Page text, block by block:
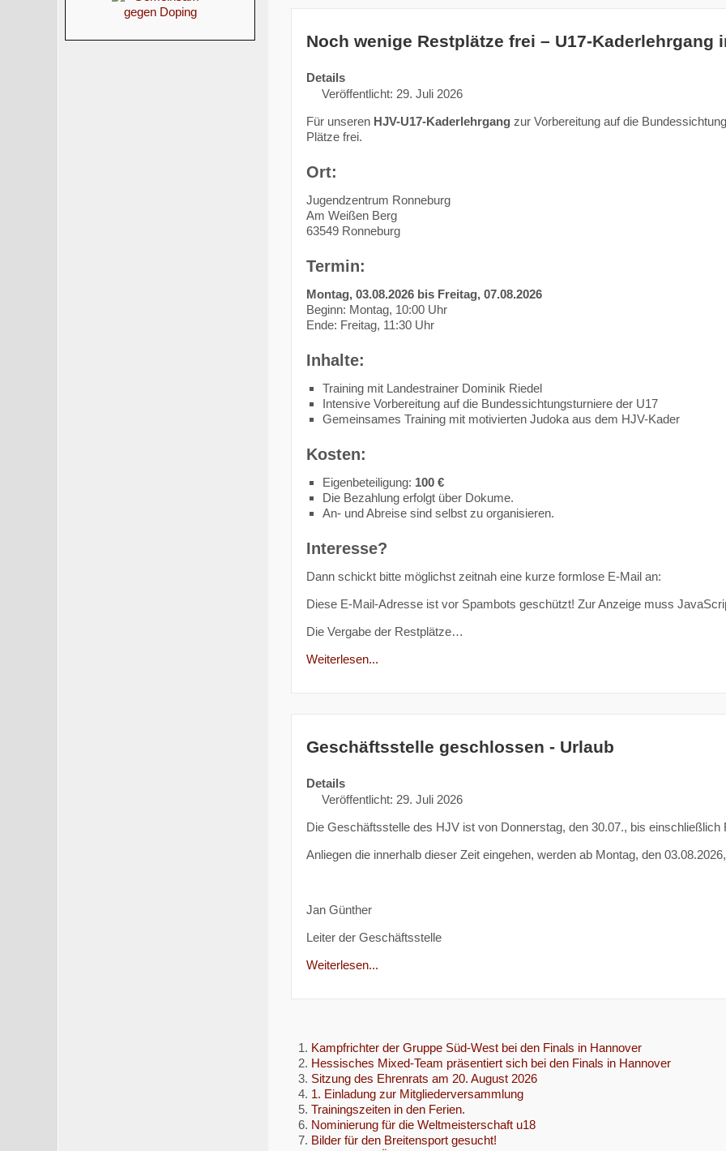
Noch wenige Restplätze frei – U17-Kaderlehrgang
Details
Veröffentlicht: 29. Juli 2026
Für unseren HJV-U17-Kaderlehrgangzur Vorbereitung auf die
Plätze frei.
Ort:
Jugendzentrum Ronneburg
Am Weißen Berg
63549 Ronneburg
Termin:
Montag, 03.08.2026 bis Freitag, 07.08.2026
Beginn: Montag, 10:00 Uhr
Ende: Freitag, 11:30 Uhr
Inhalte:
Training mit Landestrainer Dominik Riedel
Intensive Vorbereitung auf die Bundessichtungsturniere der U17
Gemeinsames Training mit motivierten Judoka aus dem HJV-Kader
Kosten:
Eigenbeteiligung: 100 €
Die Bezahlung erfolgt über Dokume.
An- und Abreise sind selbst zu organisieren.
Interesse?
Dann schickt bitte möglichst zeitnah eine kurze formlose E-Mail an:
Diese E-Mail-Adresse ist vor Spambots geschützt! Zur Anzeige muss
Die Vergabe der Restplätze…
Weiterlesen...
Geschäftsstelle geschlossen - Urlaub
Details
Veröffentlicht: 29. Juli 2026
Die Geschäftsstelle des HJV ist von Donnerstag, den 30.07., bis einschließlich
Anliegen die innerhalb dieser Zeit eingehen, werden ab Montag, den
Jan Günther
Leiter der Geschäftsstelle
Weiterlesen...
Kampfrichter der Gruppe Süd-West bei den Finals in Hannover
Hessisches Mixed-Team präsentiert sich bei den Finals in Hannover
Sitzung des Ehrenrats am 20. August 2026
1. Einladung zur Mitgliederversammlung
Trainingszeiten in den Ferien.
Nominierung für die Weltmeisterschaft u18
Bilder für den Breitensport gesucht!